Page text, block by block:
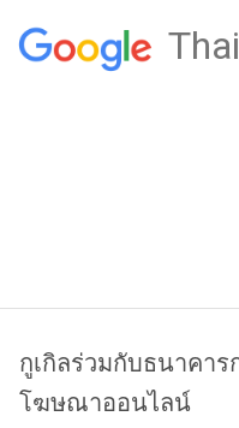
กูเกิลร่วมกับธนาคา
โฆษณาออนไลน์